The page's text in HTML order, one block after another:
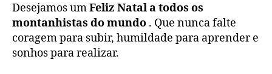
Desejamos umFeliz Natal a todos os
montanhistas do mundo . Que nunca falte
coragem para subir, humildade para aprender e
sonhos para realizar.